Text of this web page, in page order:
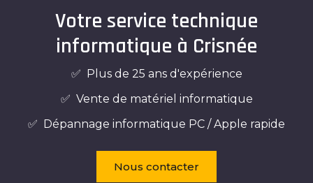
Votre service technique
informatique à Crisnée
✅ Plus de 25 ans d'expérience
✅ Vente de matériel informatique
✅ Dépannage informatique PC / Apple rapide
Nous contacter